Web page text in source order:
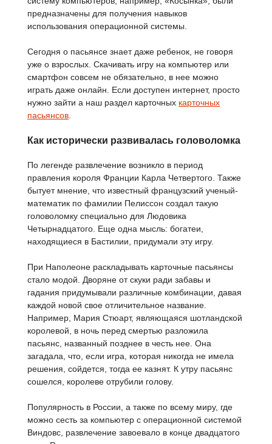
предназначены для получения навыков
использования операционной системы.
Сегодня о пасьянсе знает даже ребенок, не говоря
уже о взрослых. Скачивать игру на компьютер или
смартфон совсем не обязательно, в нее можно
играть даже онлайн. Если доступен интернет, просто
нужно зайти а наш раздел карточных карточных
пасьянсов
Как исторически развивалась головоломка
По легенде развлечение возникло в период
правления короля Франции Карла Четвертого. Также
бытует мнение, что известный французский ученый-
математик по фамилии Пелиссон создал такую
головоломку специально для Людовика
Четырнадцатого. Еще одна мысль: богатеи,
находящиеся в Бастилии, придумали эту игру.
При Наполеоне раскладывать карточные пасьянсы
стало модой. Дворяне от скуки ради забавы и
гадания придумывали различные комбинации, давая
каждой новой свое отличительное название.
Например, Мария Стюарт, являющаяся шотландской
королевой, в ночь перед смертью разложила
пасьянс, названный позднее в честь нее. Она
загадала, что, если игра, которая никогда не имела
решения, сойдется, тогда ее казнят. К утру пасьянс
сошелся, королеве отрубили голову.
Популярность в России, а также по всему миру, где
можно сесть за компьютер с операционной системой
Виндовс, развлечение завоевало в конце двадцатого